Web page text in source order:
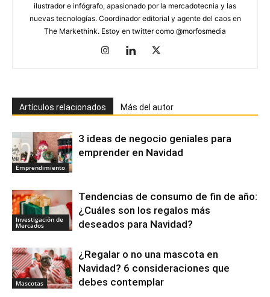
ilustrador e infógrafo, apasionado por la mercadotecnia y las
nuevas tecnologías. Coordinador editorial y agente del caos en
The Markethink. Estoy en twitter como @morfosmedia
Artículos relacionados Más del autor
Emprendimiento
3 ideas de negocio geniales para
emprender en Navidad
Investigación de
Mercados
Tendencias de consumo de fin de año:
¿Cuáles son los regalos más
deseados para Navidad?
Mascotas
¿Regalar o no una mascota en
Navidad? 6 consideraciones que
debes contemplar